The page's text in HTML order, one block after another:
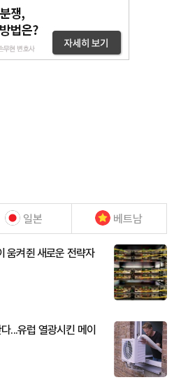
일본 베트남
움켜쥔 새로운 전략자
...유럽 열광시킨 메이